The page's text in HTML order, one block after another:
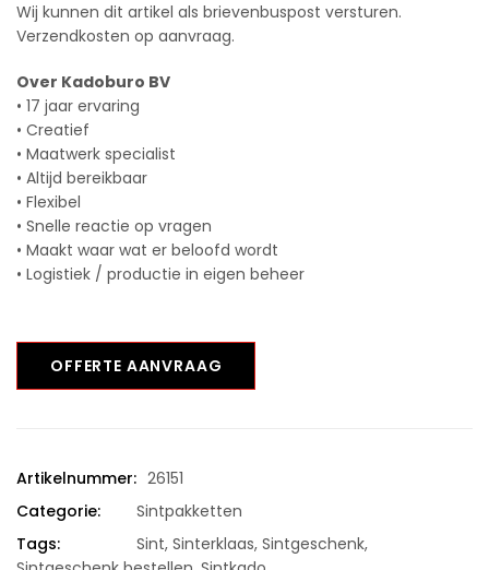
Wij kunnen dit artikel als brievenbuspost versturen.
Verzendkosten op aanvraag.
Over Kadoburo BV
• 17 jaar ervaring
• Creatief
• Maatwerk specialist
• Altijd bereikbaar
• Flexibel
• Snelle reactie op vragen
• Maakt waar wat er beloofd wordt
• Logistiek / productie in eigen beheer
OFFERTE AANVRAAG
Artikelnummer: 26151
Categorie:
Sintpakketten
Tags:
Sint, Sinterklaas, Sintgeschenk,